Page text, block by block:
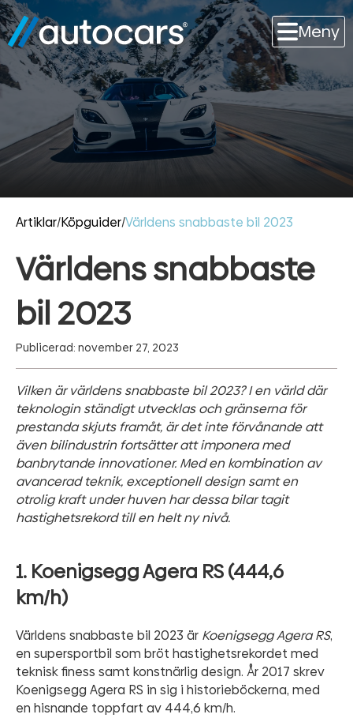
Meny
Artiklar/Köpguider/Världens snabbaste bil 2023
Världens snabbaste
bil 2023
Publicerad: november 27, 2023
Vilken är världens snabbaste bil 2023? I en värld där
teknologin ständigt utvecklas och gränserna för
prestanda skjuts framåt, är det inte förvånande att
även bilindustrin fortsätter att imponera med
banbrytande innovationer. Med en kombination av
avancerad teknik, exceptionell design samt en
otrolig kraft under huven har dessa bilar tagit
hastighetsrekord till en helt ny nivå.
1. Koenigsegg Agera RS (444,6
km/h)
Världens snabbaste bil 2023 är Koenigsegg Agera RS,
en supersportbil som bröt hastighetsrekordet med
teknisk finess samt konstnärlig design. År 2017 skrev
Koenigsegg Agera RS in sig i historieböckerna, med
en hisnande toppfart av 444,6 km/h.